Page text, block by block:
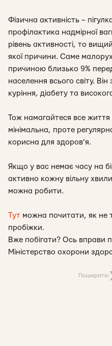
Фізична активність –
профілактика надмірної
рівень активності, то
якої причини. Саме
причиною близько 9%
населення всього світу.
куріння, діабету та
Тож намагайтеся все життя
мінімальна, проте
корисна для здоров’я.
Якщо у вас немає часу на
активно кожну вільну
можна робити.
Тут можна почитати, як не
пробіжки.
Вже побігати? Ось вправи
Міністерство охорони
Поширити: